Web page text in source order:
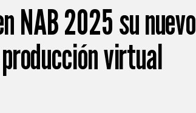
NAB 2025 su nuevo
virtual